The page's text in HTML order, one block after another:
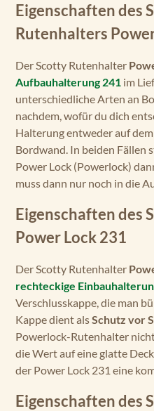
Eigenschaften des
Rutenhalters
Der Scotty Rutenhalter
Aufbauhalterung 241 im
unterschiedliche Arten an
nachdem, wofür du dich
Halterung entweder auf
Bordwand. In beiden Fällen
Power Lock (Powerlock)
muss dann nur noch in die
Eigenschaften des
Power Lock 231
Der Scotty Rutenhalter
rechteckige
Verschlusskappe, die man
Kappe dient alsSchutz vor
Powerlock-Rutenhalter
die Wert auf eine glatte
der Power Lock 231 eine
Eigenschaften des